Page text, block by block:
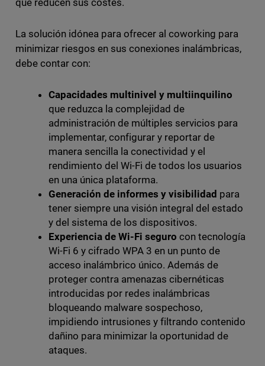
que reducen sus costes.
La solución idónea para ofrecer al coworking para
minimizar riesgos en sus conexiones inalámbricas,
debe contar con:
Capacidades multinivel y multiinquilino
que reduzca la complejidad de
administración de múltiples servicios para
implementar, configurar y reportar de
manera sencilla la conectividad y el
rendimiento del Wi-Fi de todos los usuarios
en una única plataforma.
Generación de informes y visibilidad para
tener siempre una visión integral del estado
y del sistema de los dispositivos.
Experiencia de Wi-Fi seguro con tecnología
Wi-Fi 6 y cifrado WPA 3 en un punto de
acceso inalámbrico único. Además de
proteger contra amenazas cibernéticas
introducidas por redes inalámbricas
bloqueando malware sospechoso,
impidiendo intrusiones y filtrando contenido
dañino para minimizar la oportunidad de
ataques.